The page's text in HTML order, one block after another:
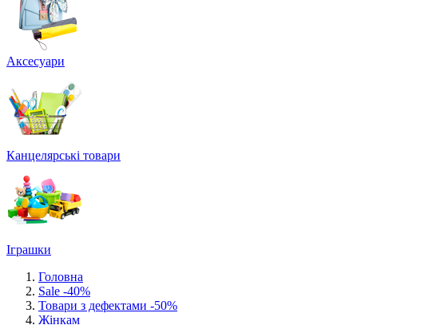
Аксесуари
Канцелярські товари
Іграшки
Головна
Sale -40%
Товари з дефектами -50%
Жінкам